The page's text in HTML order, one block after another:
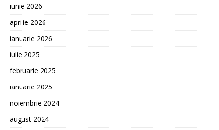
iunie 2026
aprilie 2026
ianuarie 2026
iulie 2025
februarie 2025
ianuarie 2025
noiembrie 2024
august 2024